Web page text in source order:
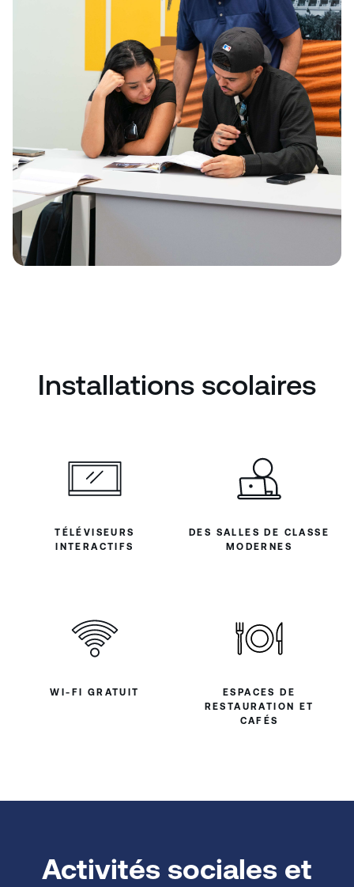
Installations scolaires
TÉLÉVISEURS
INTERACTIFS
DES SALLES DE CLASSE
MODERNES
WI-FI GRATUIT
ESPACES DE
RESTAURATION ET
CAFÉS
Activités sociales et